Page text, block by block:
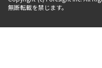
無断転載を禁じます。